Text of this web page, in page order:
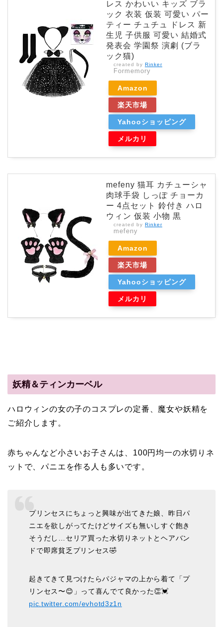
レス かわいい キッズ ブラ
ック 衣装 仮装 可愛い パー
ティー チュチュ ドレス 新
生児 子供服 可愛い 結婚式
発表会 学園祭 演劇 (ブラ
ック猫)
created by Rinker
Formemory
Amazon
楽天市場
Yahooショッピング
メルカリ
mefeny 猫耳 カチューシャ
肉球手袋 しっぽ チョーカ
ー 4点セット 鈴付き ハロ
ウィン 仮装 小物 黒
created by Rinker
mefeny
Amazon
楽天市場
Yahooショッピング
メルカリ
妖精＆ティンカーベル
ハロウィンの女の子のコスプレの定番、魔女や妖精を
ご紹介します。
赤ちゃんなど小さいお子さんは、100円均一の水切りネ
ットで、パニエを作る人も多いです。
プリンセスにちょっと興味が出てきた娘、昨日パ
ニエを欲しがってたけどサイズも無いしすぐ飽き
そうだし…セリア買った水切りネットとヘアバン
ドで即席貧乏プリンセス🤣
起きてきて見つけたらパジャマの上から着て「プ
リンセス〜😊」って喜んでて良かった👏💓
pic.twitter.com/evhotd3z1n